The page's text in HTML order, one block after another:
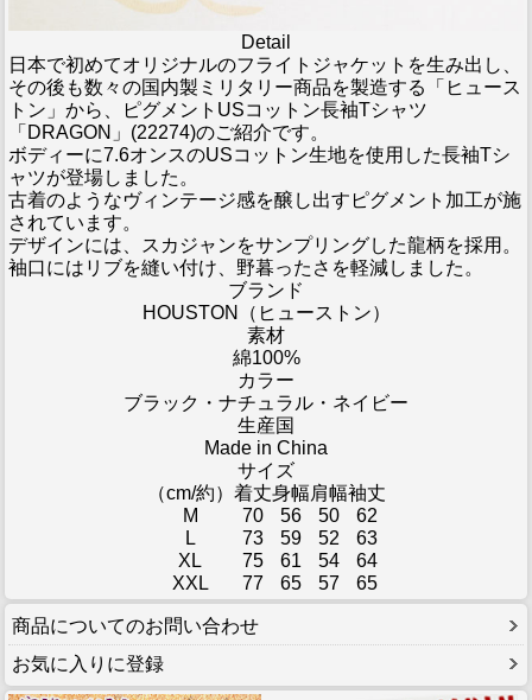
Detail
日本で初めてオリジナルのフライトジャケットを生み出し、
その後も数々の国内製ミリタリー商品を製造する「ヒュース
トン」から、ピグメントUSコットン長袖Tシャツ
「DRAGON」(22274)のご紹介です。
ボディーに7.6オンスのUSコットン生地を使用した長袖Tシ
ャツが登場しました。
古着のようなヴィンテージ感を醸し出すピグメント加工が施
されています。
デザインには、スカジャンをサンプリングした龍柄を採用。
袖口にはリブを縫い付け、野暮ったさを軽減しました。
ブランド
HOUSTON（ヒューストン）
素材
綿100%
カラー
ブラック・ナチュラル・ネイビー
生産国
Made in China
サイズ
（cm/約） 着丈身幅肩幅袖丈
M
70 56 50
62
L
73 59 52
63
XL
75 61 54
64
XXL
77 65 57 65
商品についてのお問い合わせ
お気に入りに登録